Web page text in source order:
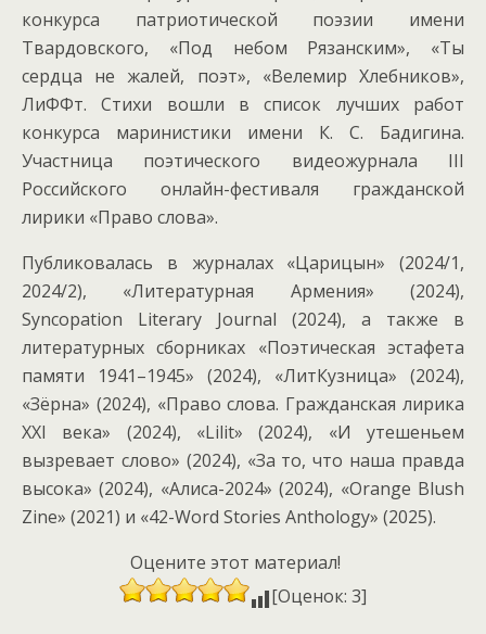
конкурса патриотической поэзии имени
Твардовского, «Под небом Рязанским», «Ты
сердца не жалей, поэт», «Велемир Хлебников»,
ЛиФФт. Стихи вошли в список лучших работ
конкурса маринистики имени К. С. Бадигина.
Участница поэтического видеожурнала III
Российского онлайн-фестиваля гражданской
лирики «Право слова».
Публиковалась в журналах «Царицын» (2024/1,
2024/2), «Литературная Армения» (2024),
Syncopation Literary Journal (2024), а также в
литературных сборниках «Поэтическая эстафета
памяти 1941–1945» (2024), «ЛитКузница» (2024),
«Зёрна» (2024), «Право слова. Гражданская лирика
XXI века» (2024), «Lilit» (2024), «И утешеньем
вызревает слово» (2024), «За то, что наша правда
высока» (2024), «Алиса-2024» (2024), «Orange Blush
Zine» (2021) и «42-Word Stories Anthology» (2025).
Оцените этот материал!
[Оценок: 3]